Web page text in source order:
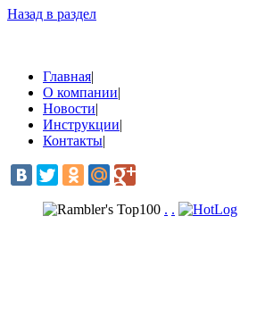
Назад в раздел
Главная|
О компании|
Новости|
Инструкции|
Контакты|
. .